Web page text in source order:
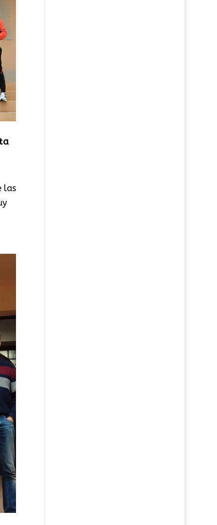
las